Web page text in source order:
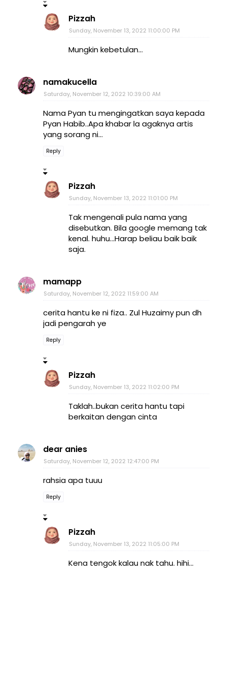
Pizzah
Sunday, November 13, 2022 11:00:00 PM
Mungkin kebetulan...
namakucella
Saturday, November 12, 2022 10:39:00 AM
Nama Pyan tu mengingatkan saya kepada
Pyan Habib..Apa khabar la agaknya artis
yang sorang ni...
Reply
Pizzah
Sunday, November 13, 2022 11:01:00 PM
Tak mengenali pula nama yang
disebutkan. Bila google memang tak
kenal. huhu...Harap beliau baik baik
saja.
mamapp
Saturday, November 12, 2022 11:59:00 AM
cerita hantu ke ni fiza.. Zul Huzaimy pun dh
jadi pengarah ye
Reply
Pizzah
Sunday, November 13, 2022 11:02:00 PM
Taklah..bukan cerita hantu tapi
berkaitan dengan cinta
dear anies
Saturday, November 12, 2022 12:47:00 PM
rahsia apa tuuu
Reply
Pizzah
Sunday, November 13, 2022 11:05:00 PM
Kena tengok kalau nak tahu. hihi...